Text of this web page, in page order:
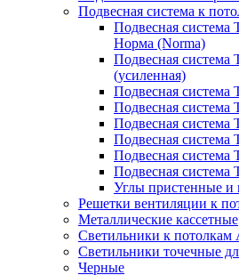
Подвесная система к
Подвесная
Норма (Norma)
Подвесная
(усиленная)
Подвесная
Подвесная
Подвесная
Подвесная
Подвесная
Подвесная
Углы пристенные и
Решетки вентиляции к
Металлические кассетные
Светильники к потолкам
Светильники точечные
Черные